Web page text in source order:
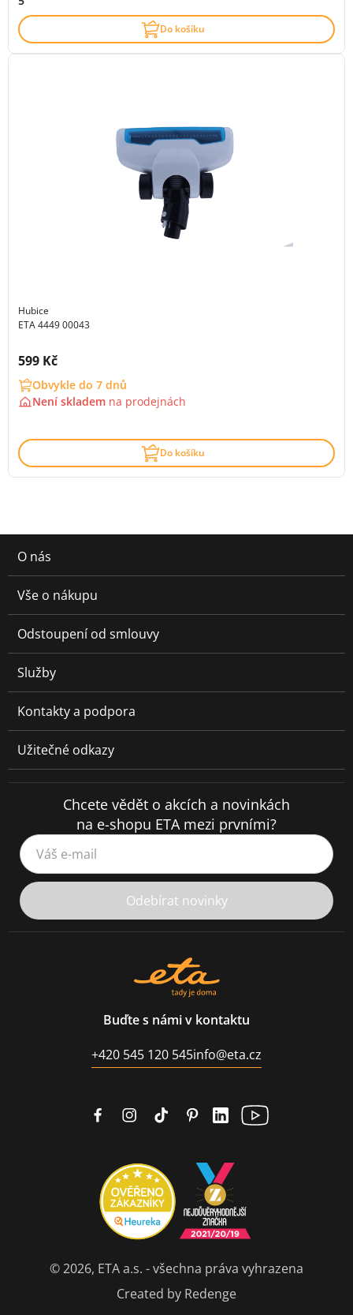
Do košíku
Hubice
ETA 4449 00043
Cena s DPH:
599 Kč
Obvykle do 7 dnů
Není skladem na prodejnách
Do košíku
O nás
Vše o nákupu
Odstoupení od smlouvy
Služby
Kontakty a podpora
Užitečné odkazy
Chcete vědět o akcích a novinkách
na e-shopu ETA mezi prvními?
Váš e-mail
Odebírat novinky
Buďte s námi v kontaktu
+420 545 120 545info@eta.cz
© 2026, ETA a.s. - všechna práva vyhrazena
Created by Redenge